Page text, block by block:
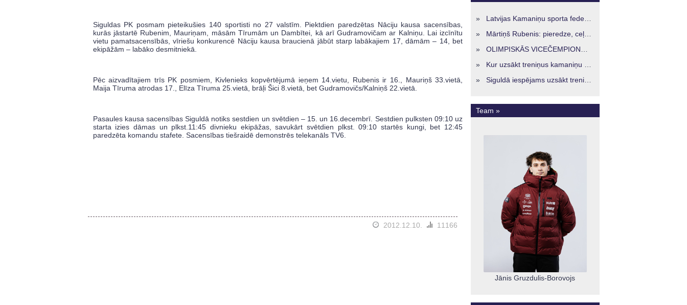
Siguldas PK posmam pieteikušies 140 sportisti no 27 valstīm. Piektdien paredzētas Nāciju kausa sacensības,
kurās jāstartē Rubenim, Mauriņam, māsām Tīrumām un Dambītei, kā arī Gudramovičam ar Kalniņu. Lai izcīnītu
vietu pamatsacensībās, vīriešu konkurencē Nāciju kausa braucienā jābūt starp labākajiem 17, dāmām – 14, bet
ekipāžām – labāko desmitniekā.
Pēc aizvadītajiem trīs PK posmiem, Kivlenieks kopvērtējumā ieņem 14.vietu, Rubenis ir 16., Mauriņš 33.vietā,
Maija Tīruma atrodas 17., Elīza Tīruma 25.vietā, brāļi Šici 8.vietā, bet Gudramovičs/Kalniņš 22.vietā.
Pasaules kausa sacensības Siguldā notiks sestdien un svētdien – 15. un 16.decembrī. Sestdien pulksten 09:10 uz
starta izies dāmas un plkst.11:45 divnieku ekipāžas, savukārt svētdien plkst. 09:10 startēs kungi, bet 12:45
paredzēta komandu stafete. Sacensības tiešraidē demonstrēs telekanāls TV6.
2012.12.10. 11166
» Latvijas Kamaniņu sporta federācijā ievēlēta vadība nākamajam četru gadu termiņam
» Mārtiņš Rubenis: pieredze, ceļš un skatījums uz Latvijas kamaniņu sportu
»OLIMPISKĀS VICEČEMPIONES ENERĢIJA TURPINĀS ARĪ STARPSEZONĀ
» Kur uzsākt treniņus kamaniņu sportā Latvijā? Iespējas jaunajiem sportistiem visos reģionos
»Siguldā iespējams uzsākt treniņus kamaniņu sportā – vide, kur veidojas nākamā sportistu paaudze
Team »
Jānis Gruzdulis-Borovojs